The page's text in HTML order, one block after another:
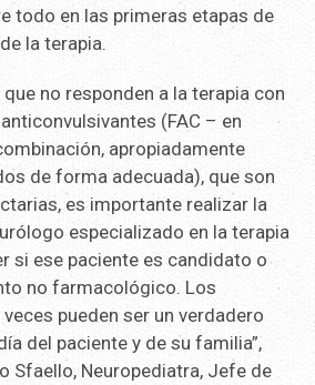
todo en las primeras etapas de
la terapia.
no responden a la terapia con
(FAC – en
apropiadamente
de forma adecuada), que son
es importante realizar la
especializado en la terapia
si ese paciente es candidato o
no farmacológico. Los
pueden ser un verdadero
del paciente y de su familia”,
Sfaello, Neuropediatra, Jefe de